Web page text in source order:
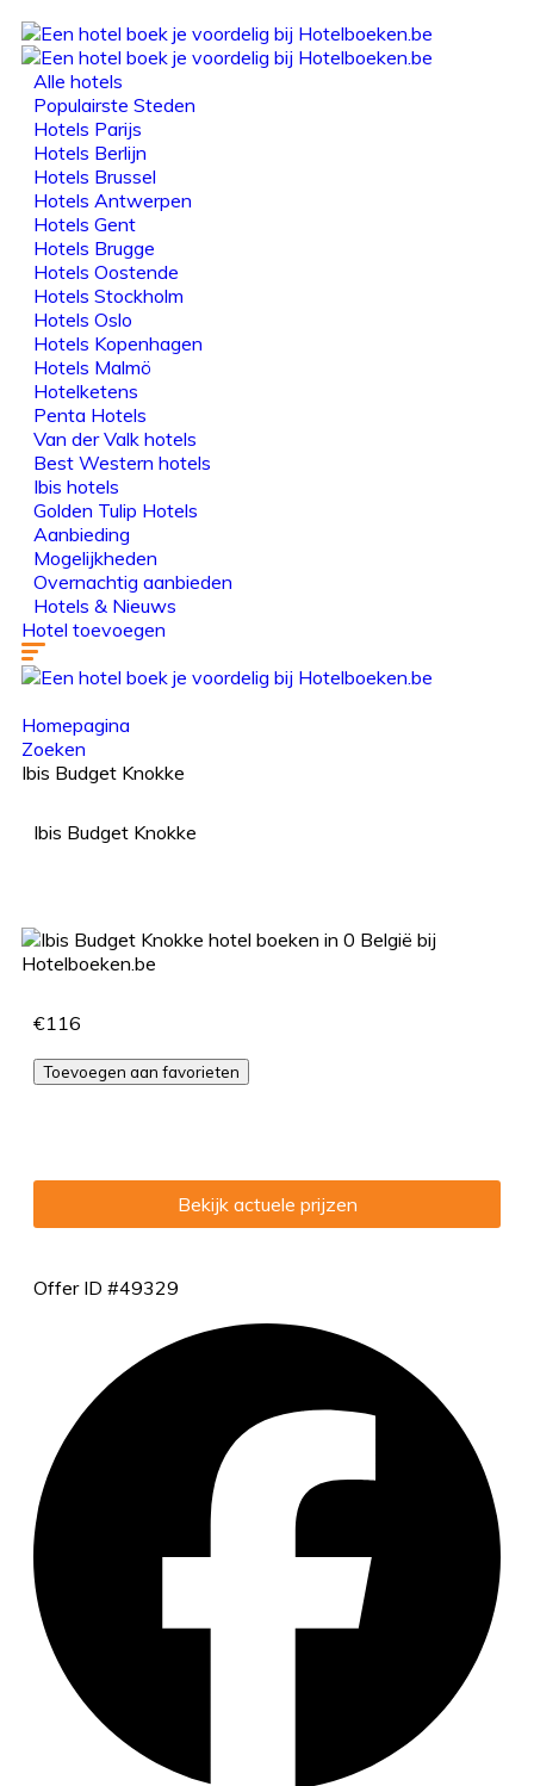
Alle hotels
Populairste Steden
Hotels Parijs
Hotels Berlijn
Hotels Brussel
Hotels Antwerpen
Hotels Gent
Hotels Brugge
Hotels Oostende
Hotels Stockholm
Hotels Oslo
Hotels Kopenhagen
Hotels Malmö
Hotelketens
Penta Hotels
Van der Valk hotels
Best Western hotels
Ibis hotels
Golden Tulip Hotels
Aanbieding
Mogelijkheden
Overnachtig aanbieden
Hotels & Nieuws
Hotel toevoegen
Homepagina
Zoeken
Ibis Budget Knokke
Ibis Budget Knokke
€116
Toevoegen aan favorieten
Bekijk actuele prijzen
Offer ID #49329